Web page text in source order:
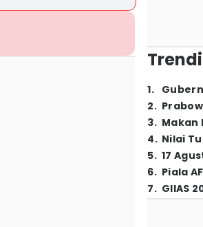
1.
2.
3. Makan
4. Nilai
5. 17
6. Piala
7. GIIAS